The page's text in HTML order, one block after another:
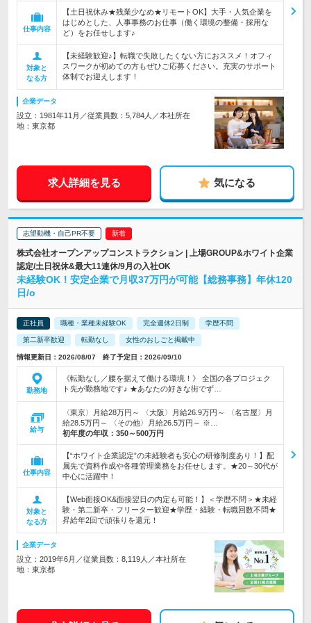
仕事内容
【土日祝休み★残業少なめ★リモートOK】大手・人気企業を
はじめとした、人事事務のお仕事（働く環境の整備・採用な
ど）をお任せします♪
対象と
なる方
【未経験歓迎♪】転職で失敗したくない方におススメ！オフィ
スワークが初めての方もぜひご応募ください。充実のサポート
体制でお迎えします！
企業データ
設立：1981年11月／従業員数：5,784人／本社所在
地：東京都
求人詳細を見る 気になる
志望動機・自己PR不要
株式会社オープンアップコンストラクション | 上場GROUP&ホワイト企業
認定/土日祝休&最大11連休/9月の入社OK
未経験OK！安定企業で月収37万円が可能【総務事務】年休120
日/o
正社員 職種・業種未経験OK 完全週休2日制 学歴不問
第二新卒歓迎 転勤なし 女性のおしごと掲載中
情報更新日：2026/08/07 終了予定日：2026/09/10
勤務地
《転勤なし／腰を据えて働ける環境！》 全国の各プロジェク
ト先が勤務地です♪ ★あなたの好きな街でず…
給与
〈東京〉月給28万円～ 〈大阪〉月給26.9万円～ 〈名古屋〉月
給28.5万円～ 〈その他〉月給26.5万円～ ※…
初年度の年収： 350～500万円
仕事内容
【“ホワイト企業認定”の未経験者も安心の研修制度あり！】配
属先で資料作成や各種管理業務をお任せします。★20～30代が
中心に活躍中！
対象と
なる方
【Web面接OK&面接翌日の内定も可能！】＜学歴不問＞★未経
験・第二新卒・フリーター歓迎★学歴・経験・転職回数不問★
昇給年2回で頑張りを還元！
企業データ
設立：2019年6月／従業員数：8,119人／本社所在
地：東京都